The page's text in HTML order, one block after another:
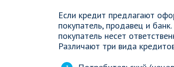
Если кредит предлагают
покупатель, продавец и
покупатель несет
Различают три вида